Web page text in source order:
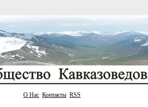
О Нас Контакты RSS